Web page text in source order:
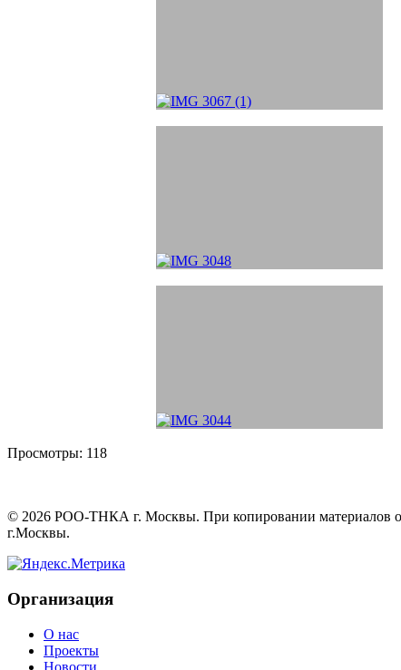
Просмотры: 118
© 2026 РОО-ТНКА г. Москвы. При копировании материалов
г.Москвы.
Организация
О нас
Проекты
Новости